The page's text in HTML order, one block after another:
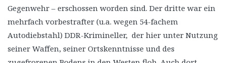
Gegenwehr – erschossen worden sind. Der dritte war ein
mehrfach vorbestrafter (u.a. wegen 54-fachem
Autodiebstahl) DDR-Krimineller, der hier unter Nutzung
seiner Waffen, seiner Ortskenntnisse und des